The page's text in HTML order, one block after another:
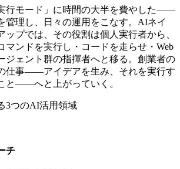
行モード」に時間の大半を費やした——
管理し、日々の運用をこなす。AIネイ
ップでは、その役割は個人実行者から、
マンドを実行し・コードを走らせ・Web
ジェント群の指揮者へと移る。創業者の
仕事——アイデアを生み、それを実行す
と——へと上がっていく。
3つのAI活用領域
チ